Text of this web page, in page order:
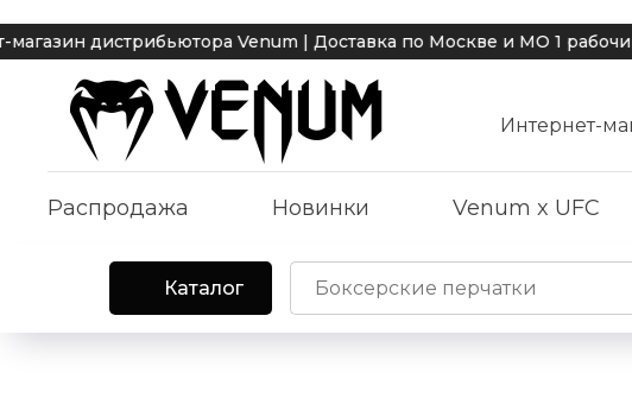
Venum | Доставка по Москве и МО 1 рабочий
Интернет-
Распродажа Новинки Venum x UFC
Каталог